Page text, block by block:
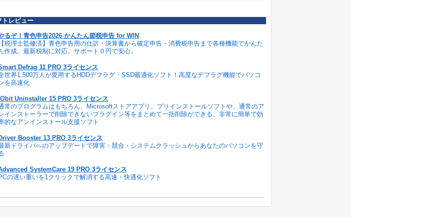
レビュー
るぞ！青色申告2026 かんたん節税申告 for WIN
税理士監修済】青色申告用の仕訳・決算書から確定申告・消費税申告まで各種機能でかんた
作成。最新税制に対応。サポート０円で安心。
Defrag 11 PRO 3ライセンス
世界1,500万人が愛用するHDDデフラグ・SSD最適化ソフト！高度なデフラグ機能でパソコ
を高速化
Uninstaller 15 PRO 3ライセンス
常のプログラムはもちろん、Microsoftストアアプリ、プリインストールソフトや、通常のア
インストーラーで削除できないプラグイン等をまとめて一括削除ができる、非常に簡単で効
的なアンインストール支援ソフト
Booster 13 PRO 3ライセンス
新ドライバへのアップデートで障害・競合・システムクラッシュからあなたのパソコンを守
SystemCare 19 PRO 3ライセンス
の遅い重いを1クリックで解消する高速・快適化ソフト